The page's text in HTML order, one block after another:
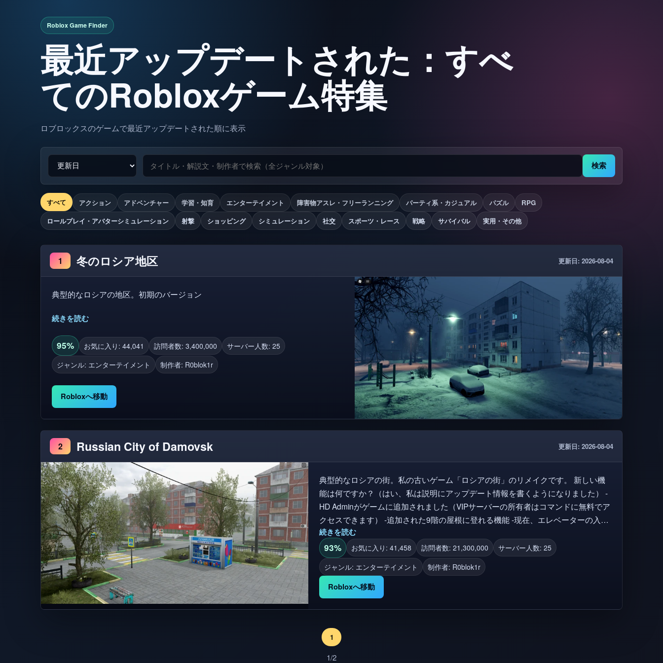
最近アップデートされた：すべ
てのRobloxゲーム特集
ロブロックスのゲームで最近アップデートされた順に表示
検索
すべて アクション アドベンチャー 学習・知育 エンターテイメント 障害物アスレ・フリーランニング パーティ系・カジュアル パズル
RPG
ロールプレイ・アバターシミュレーション
射撃 ショッピング シミュレーション 社交 スポーツ・レース 戦略 サバイバル 実用・その他
1 冬のロシア地区 更新日: 2026-08-04
典型的なロシアの地区。初期のバージョン
続きを読む
95% お気に入り: 44,041 訪問者数: 3,400,000
サーバー人数: 25
ジャンル: エンターテイメント
制作者: R0blok1r
Robloxへ移動
2 Russian City of Damovsk 更新日: 2026-08-04
典型的なロシアの街。私の古いゲーム「ロシアの街」のリメイクです。 新しい機
能は何ですか？（はい、私は説明にアップデート情報を書くようになりました） -
HD Adminがゲームに追加されました（VIPサーバーの所有者はコマンドに無料でア
クセスできます） -追加された9階の屋根に登れる機能 -现在、エレベーターの入り
口には機能する電話があります -広告が追加されました。ゲームをサポートしたい
場合は、ポータルにアクセスしてください。
続きを読む
93% お気に入り: 41,458 訪問者数: 21,300,000
サーバー人数: 25
ジャンル: エンターテイメント
制作者: R0blok1r
Robloxへ移動
1
1/2